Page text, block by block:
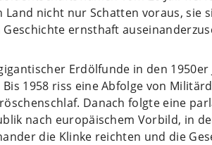
Land nicht nur Schatten voraus, sie
ernsthaft
Erdölfunde in den
1958 riss eine Abfolge von
Danach folgte eine
nach europäischem Vorbild, in
die Klinke reichten und die